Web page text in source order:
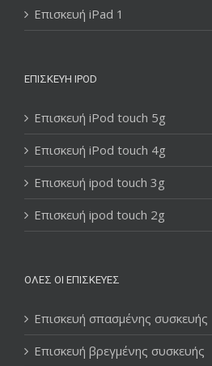
Επισκευή iPad 1
ΕΠΙΣΚΕΥΉ IPOD
Επισκευή iPod touch 5g
Επισκευή iPod touch 4g
Επισκευή ipod touch 3g
Επισκευή ipod touch 2g
ΌΛΕΣ ΟΙ ΕΠΙΣΚΕΥΈΣ
Επισκευή σπασμένης συσκευής
Επισκευή βρεγμένης συσκευής